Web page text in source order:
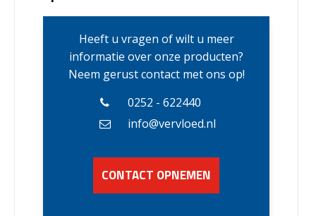
Heeft u vragen of wilt u meer
informatie over onze producten?
Neem gerust contact met ons op!
0252 - 622440
info@vervloed.nl
CONTACT OPNEMEN